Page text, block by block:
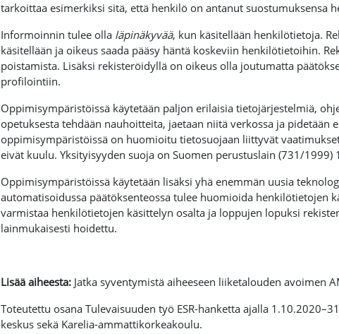
tarkoittaa esimerkiksi sitä, että henkilö on antanut suostumuksensa
Informoinnin tulee olla läpinäkyvää, kun käsitellään henkilötietoja.
käsitellään ja oikeus saada pääsy häntä koskeviin henkilötietoihin.
poistamista. Lisäksi rekisteröidyllä on oikeus olla joutumatta
profilointiin.
Oppimisympäristöissä käytetään paljon erilaisia tietojärjestelmiä,
opetuksesta tehdään nauhoitteita, jaetaan niitä verkossa ja
oppimisympäristöissä on huomioitu tietosuojaan liittyvät
eivät kuulu. Yksityisyyden suoja on Suomen perustuslain (731/1999)
Oppimisympäristöissä käytetään lisäksi yhä enemmän uusia
automatisoidussa päätöksenteossa tulee huomioida
varmistaa henkilötietojen käsittelyn osalta ja loppujen lopuksi
lainmukaisesti hoidettu.
Lisää aiheesta: Jatka syventymistä aiheeseen liiketalouden avoimen
Toteutettu osana Tulevaisuuden työ ESR-hanketta ajalla
keskus sekä Karelia-ammattikorkeakoulu.